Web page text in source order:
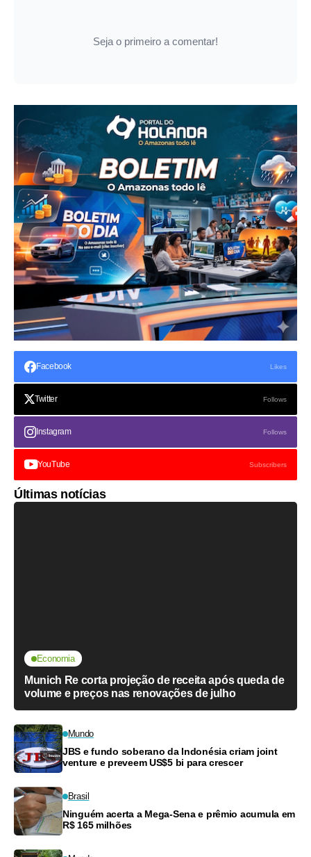
Seja o primeiro a comentar!
Facebook Likes
Twitter Follows
Instagram Follows
YouTube Subscribers
Últimas notícias
Economia
Munich Re corta projeção de receita após queda de
volume e preços nas renovações de julho
Mundo
JBS e fundo soberano da Indonésia criam joint
venture e preveem US$5 bi para crescer
Brasil
Ninguém acerta a Mega-Sena e prêmio acumula em
R$ 165 milhões